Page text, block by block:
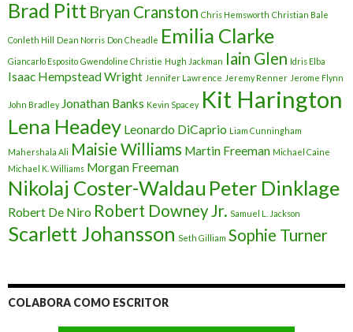
Brad Pitt Bryan Cranston Chris Hemsworth Christian Bale
Conleth Hill Dean Norris Don Cheadle Emilia Clarke
Giancarlo Esposito Gwendoline Christie Hugh Jackman Iain Glen Idris Elba
Isaac Hempstead Wright Jennifer Lawrence Jeremy Renner Jerome Flynn
John Bradley Jonathan Banks Kevin Spacey Kit Harington
Lena Headey Leonardo DiCaprio Liam Cunningham
Mahershala Ali Maisie Williams Martin Freeman Michael Caine
Michael K. Williams Morgan Freeman
Nikolaj Coster-Waldau Peter Dinklage
Robert De Niro Robert Downey Jr. Samuel L. Jackson
Scarlett Johansson Seth Gilliam Sophie Turner
COLABORA COMO ESCRITOR